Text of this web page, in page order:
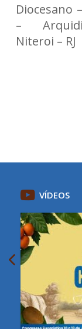
Diocesano
–
Niteroi – RJ
VÍDEOS